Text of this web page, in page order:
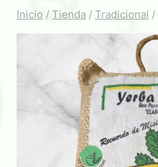
Inicio / Tienda / Tradicional /